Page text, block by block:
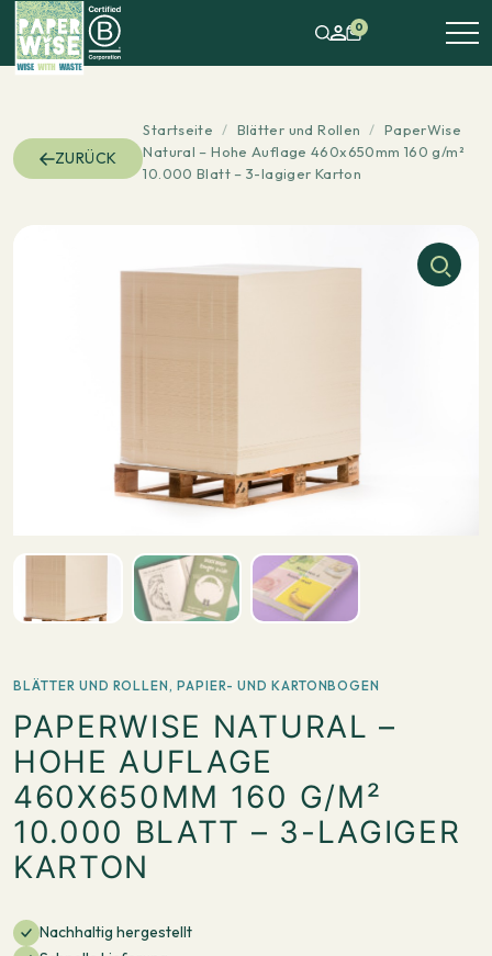
0
ZURÜCK
Startseite / Blätter und Rollen / PaperWise
Natural – Hohe Auflage 460x650mm 160 g/m²
10.000 Blatt – 3-lagiger Karton
BLÄTTER UND ROLLEN ,PAPIER- UND KARTONBOGEN
PAPERWISE NATURAL –
HOHE AUFLAGE
460X650MM 160 G/M²
10.000 BLATT – 3-LAGIGER
KARTON
Nachhaltig hergestellt